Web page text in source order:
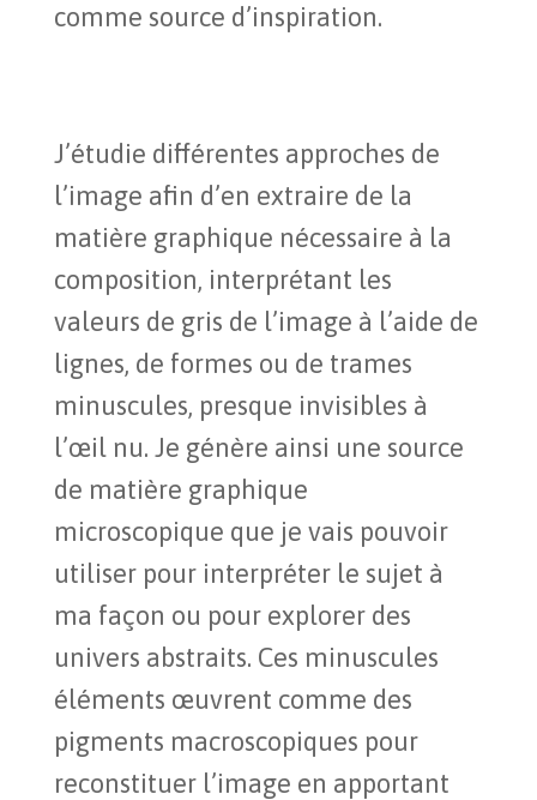
comme source d’inspiration.
J’étudie différentes approches de
l’image afin d’en extraire de la
matière graphique nécessaire à la
composition, interprétant les
valeurs de gris de l’image à l’aide de
lignes, de formes ou de trames
minuscules, presque invisibles à
l’œil nu. Je génère ainsi une source
de matière graphique
microscopique que je vais pouvoir
utiliser pour interpréter le sujet à
ma façon ou pour explorer des
univers abstraits. Ces minuscules
éléments œuvrent comme des
pigments macroscopiques pour
reconstituer l’image en apportant